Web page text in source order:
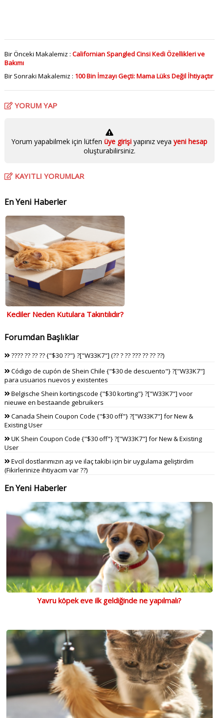
Bir Önceki Makalemiz : Californian Spangled Cinsi Kedi Özellikleri ve
Bakımı
Bir Sonraki Makalemiz : 100 Bin İmzayı Geçti: Mama Lüks Değil İhtiyaçtır
YORUM YAP
Yorum yapabilmek için lütfenüye girişiyapınız veya yeni hesap
oluşturabilirsiniz.
KAYITLI YORUMLAR
En Yeni Haberler
Kediler Neden Kutulara Takıntılıdır?
Forumdan Başlıklar
???? ?? ?? ?? {"$30 ??"} ?["W33K7"] (?? ? ?? ??? ?? ?? ??)
Código de cupón de Shein Chile {"$30 de descuento"} ?["W33K7"]
para usuarios nuevos y existentes
Belgische Shein kortingscode {"$30 korting"} ?["W33K7"] voor
nieuwe en bestaande gebruikers
Canada Shein Coupon Code {"$30 off"} ?["W33K7"] for New &
Existing User
UK Shein Coupon Code {"$30 off"} ?["W33K7"] for New & Existing
User
Evcil dostlarımızın aşı ve ilaç takibi için bir uygulama geliştirdim
(Fikirlerinize ihtiyacım var ??)
En Yeni Haberler
Yavru köpek eve ilk geldiğinde ne yapılmalı?